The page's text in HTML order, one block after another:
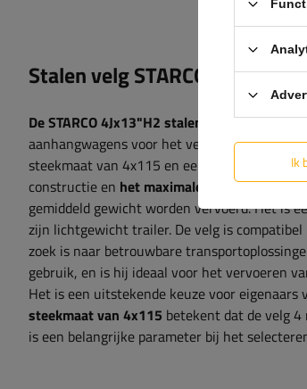
Stalen velg STARCO voor
De STARCO 4Jx13"H2 stalen velg is een
aanhangwagens voor het vervoer van
steekmaat van 4x115 en een offset van ET
constructie en het maximale
gemiddeld gewicht worden vervoerd. Het is
zijn lichtgewicht trailer. De velg is
zoek is naar betrouwbare
gebruik, en is hij ideaal voor het vervoeren
Het is een uitstekende keuze voor
steekmaat van 4x115 betekent dat de velg
is een belangrijke parameter bij het
Ik